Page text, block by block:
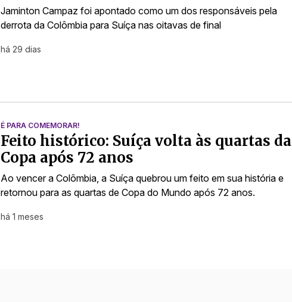
Jaminton Campaz foi apontado como um dos responsáveis pela
derrota da Colômbia para Suíça nas oitavas de final
há 29 dias
É PARA COMEMORAR!
Feito histórico: Suíça volta às quartas da
Copa após 72 anos
Ao vencer a Colômbia, a Suíça quebrou um feito em sua história e
retornou para as quartas de Copa do Mundo após 72 anos.
há 1 meses